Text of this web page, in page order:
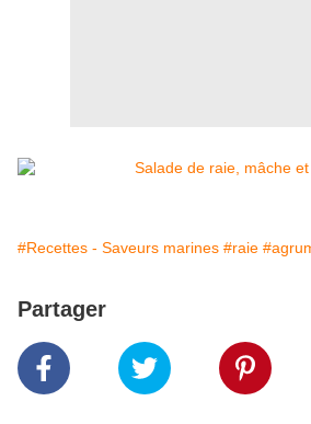
#Recettes - Saveurs marines #raie
Partager